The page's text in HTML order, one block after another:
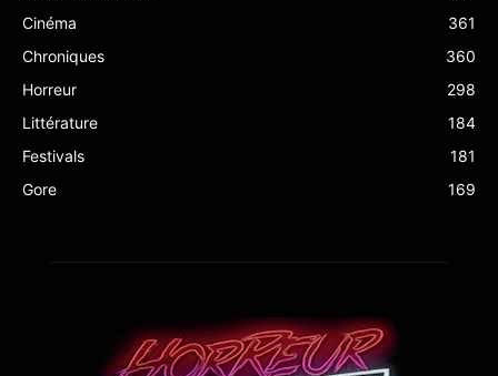
Cinéma
361
Chroniques
360
Horreur
298
Littérature
184
Festivals
181
Gore
169